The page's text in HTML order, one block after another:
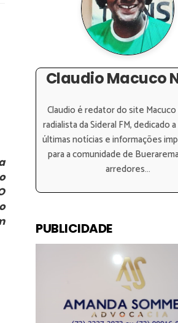
Claudio Macuco
Claudio é redator do site
radialista da Sideral FM, dedicado
últimas notícias e informações
para a comunidade de
arredores...
PUBLICIDADE